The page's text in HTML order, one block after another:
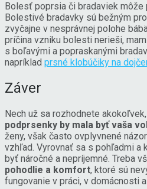
Bolesť poprsia či bradaviek môže
Bolestivé bradavky sú bežným
zvyčajne v nesprávnej polohe
príčina vzniku bolesti nerieši,
s boľavými a popraskanými
napríklad prsné klobúčiky na
Záver
Nech už sa rozhodnete akokoľvek,
podprsenky by mala byť vaša
ženy, však často ovplyvnené
vzhľad. Vyrovnať sa s pohľadmi a
byť náročné a nepríjemné. Treba
pohodlie a komfort, ktoré sú
fungovanie v práci, v domácnosti